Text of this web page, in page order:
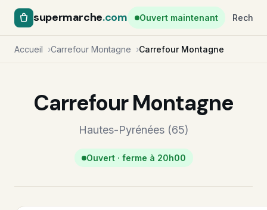
supermarche.com Ouvert maintenant
Accueil Carrefour Montagne Carrefour Montagne
Carrefour Montagne
Hautes-Pyrénées (65)
Ouvert · ferme à 20h00